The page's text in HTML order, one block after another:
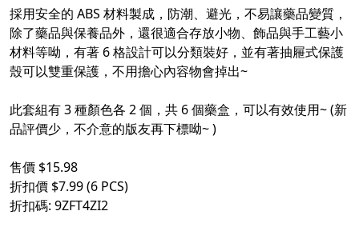
採用安全的 ABS 材料製成，防潮、避光，不易讓藥品變質，
除了藥品與保養品外，還很適合存放小物、飾品與手工藝小
材料等呦，有著 6 格設計可以分類裝好，並有著抽屜式保護
殼可以雙重保護，不用擔心內容物會掉出~
此套組有 3 種顏色各 2 個，共 6 個藥盒，可以有效使用~ (新
品評價少，不介意的版友再下標呦~ )
售價 $15.98
折扣價 $7.99 (6 PCS)
折扣碼: 9ZFT4ZI2